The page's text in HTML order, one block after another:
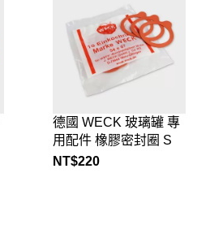
德國 WECK 玻璃罐 專
用配件 橡膠密封圈 M
單入
NT$22